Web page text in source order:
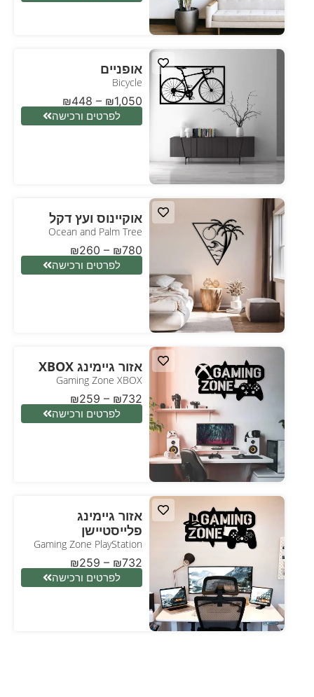
אופניים
Bicycle
₪448 – ₪1,050
לפרטים ורכישה
אוקיינוס ועץ דקל
Ocean and Palm Tree
₪260 – ₪780
לפרטים ורכישה
אזור גיימינג XBOX
Gaming Zone XBOX
₪259 – ₪732
לפרטים ורכישה
אזור גיימינג
פלייסטיישן
Gaming Zone PlayStation
₪259 – ₪732
לפרטים ורכישה